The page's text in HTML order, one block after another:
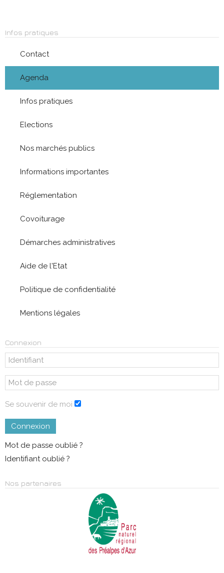
Infos pratiques
Contact
Agenda
Infos pratiques
Elections
Nos marchés publics
Informations importantes
Réglementation
Covoiturage
Démarches administratives
Aide de l'Etat
Politique de confidentialité
Mentions légales
Connexion
Se souvenir de moi
Connexion
Mot de passe oublié ?
Identifiant oublié ?
Nos partenaires